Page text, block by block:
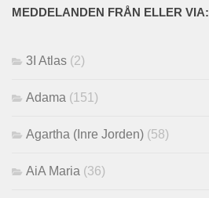
MEDDELANDEN FRÅN ELLER VIA:
3I Atlas (2)
Adama (151)
Agartha (Inre Jorden) (58)
AiA Maria (36)